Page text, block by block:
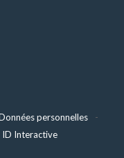
haut
personnelles
ID Interactive